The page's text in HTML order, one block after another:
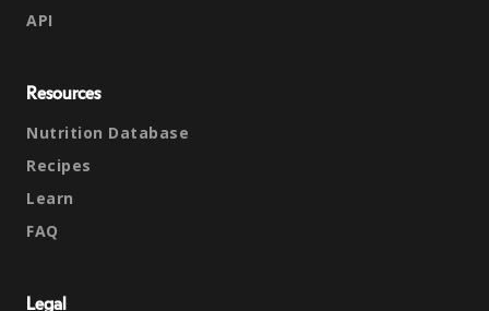
API
Resources
Nutrition Database
Recipes
Learn
FAQ
Legal